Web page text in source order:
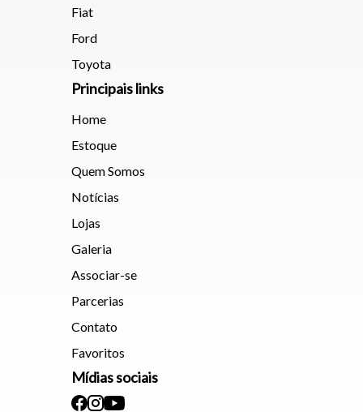
Fiat
Ford
Toyota
Principais links
Home
Estoque
Quem Somos
Notícias
Lojas
Galeria
Associar-se
Parcerias
Contato
Favoritos
Mídias sociais